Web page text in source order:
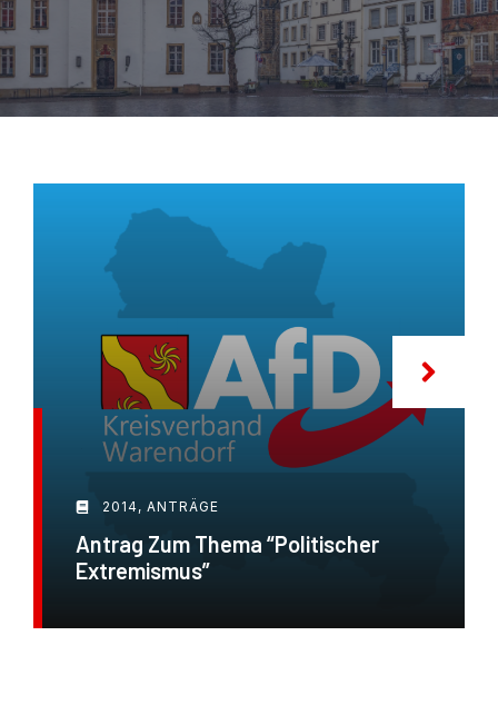
2014, ANTRÄGE
Antrag Zum Thema “Politischer
Extremismus”